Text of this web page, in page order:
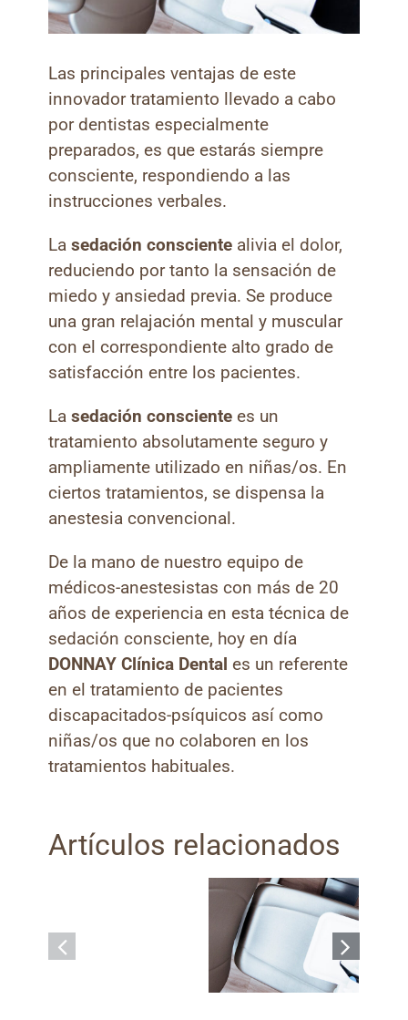
grande
Las principales ventajas de este
innovador tratamiento llevado a cabo
por dentistas especialmente
preparados, es que estarás siempre
consciente, respondiendo a las
instrucciones verbales.
Lasedación consciente alivia el dolor,
reduciendo por tanto la sensación de
miedo y ansiedad previa. Se produce
una gran relajación mental y muscular
con el correspondiente alto grado de
satisfacción entre los pacientes.
Lasedación consciente es un
tratamiento absolutamente seguro y
ampliamente utilizado en niñas/os. En
ciertos tratamientos, se dispensa la
anestesia convencional.
De la mano de nuestro equipo de
médicos-anestesistas con más de 20
años de experiencia en esta técnica de
sedación consciente, hoy en día
DONNAY Clínica Dental es un referente
en el tratamiento de pacientes
discapacitados-psíquicos así como
niñas/os que no colaboren en los
tratamientos habituales.
Artículos relacionados